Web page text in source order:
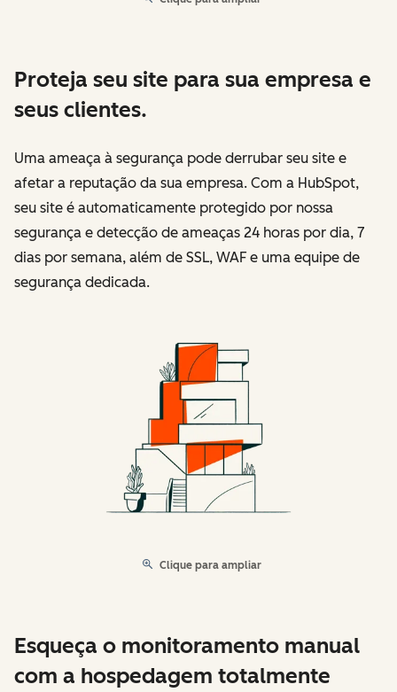
Proteja seu site para sua empresa e
seus clientes.
Uma ameaça à segurança pode derrubar seu site e
afetar a reputação da sua empresa. Com a HubSpot,
seu site é automaticamente protegido por nossa
segurança e detecção de ameaças 24 horas por dia, 7
dias por semana, além de SSL, WAF e uma equipe de
segurança dedicada.
Clique para ampliar
Esqueça o monitoramento manual
com a hospedagem totalmente